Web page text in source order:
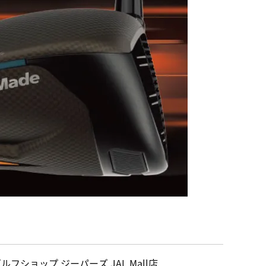
フショップ ジーパーズ JAL Mall店